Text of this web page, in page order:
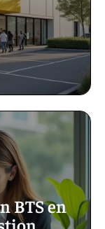
BTS en